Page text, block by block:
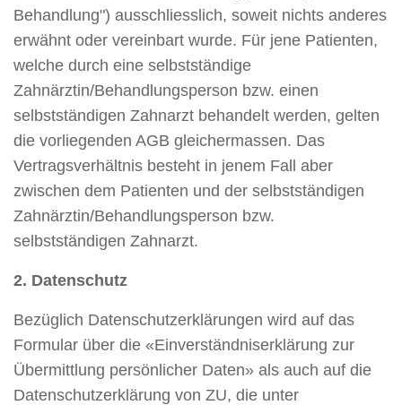
Behandlung") ausschliesslich, soweit nichts anderes
erwähnt oder vereinbart wurde. Für jene Patienten,
welche durch eine selbstständige
Zahnärztin/Behandlungsperson bzw. einen
selbstständigen Zahnarzt behandelt werden, gelten
die vorliegenden AGB gleichermassen. Das
Vertragsverhältnis besteht in jenem Fall aber
zwischen dem Patienten und der selbstständigen
Zahnärztin/Behandlungsperson bzw.
selbstständigen Zahnarzt.
2. Datenschutz
Bezüglich Datenschutzerklärungen wird auf das
Formular über die «Einverständniserklärung zur
Übermittlung persönlicher Daten» als auch auf die
Datenschutzerklärung von ZU, die unter